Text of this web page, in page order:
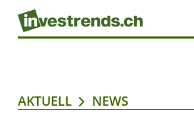
AKTUELL NEWS